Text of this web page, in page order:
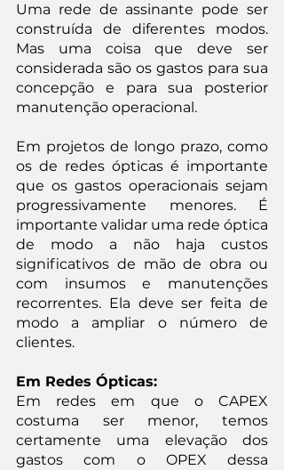
Uma rede de assinante pode ser
construída de diferentes modos.
Mas uma coisa que deve ser
considerada são os gastos para sua
concepção e para sua posterior
manutenção operacional.
Em projetos de longo prazo, como
os de redes ópticas é importante
que os gastos operacionais sejam
progressivamente menores. É
importante validar uma rede óptica
de modo a não haja custos
significativos de mão de obra ou
com insumos e manutenções
recorrentes. Ela deve ser feita de
modo a ampliar o número de
clientes.
Em Redes Ópticas:
Em redes em que o CAPEX
costuma ser menor, temos
certamente uma elevação dos
gastos com o OPEX dessa